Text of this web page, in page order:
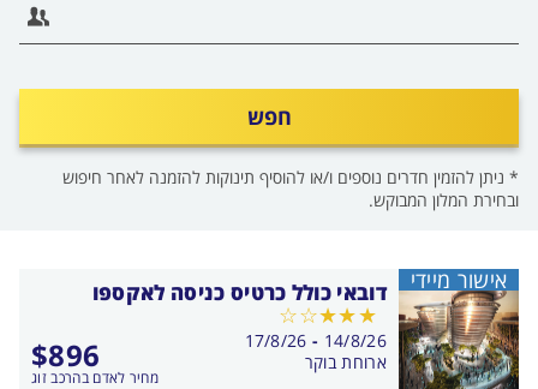
חפש
* ניתן להזמין חדרים נוספים ו/או להוסיף תינוקות להזמנה לאחר חיפוש
ובחירת המלון המבוקש.
דובאי כולל כרטיס כניסה לאקספו
$896
מחיר לאדם בהרכב זוג
בין
התאריכים,
14/8/26
-
17/8/26
ארוחת בוקר
אישור מיידי